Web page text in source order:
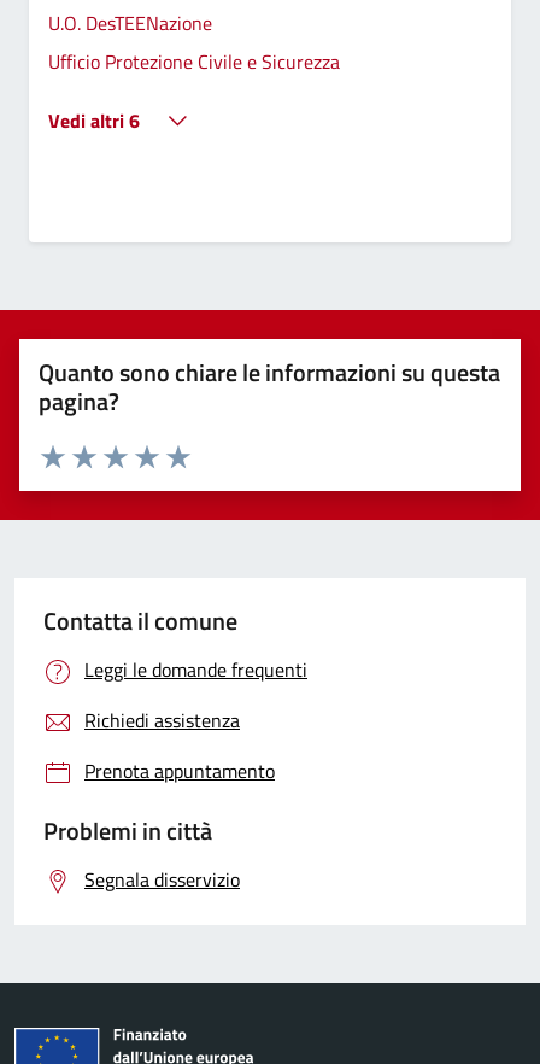
U.O. DesTEENazione
Ufficio Protezione Civile e Sicurezza
Vedi altri 6
Quanto sono chiare le informazioni su questa
pagina?
Valuta 5 stelle su 5
Valuta 4 stelle su 5
Valuta 3 stelle su 5
Valuta 2 stelle su 5
Valuta 1 stelle su 5
Contatta il comune
Leggi le domande frequenti
Richiedi assistenza
Prenota appuntamento
Problemi in città
Segnala disservizio